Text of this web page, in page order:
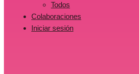
Todos
Colaboraciones
Iniciar sesión